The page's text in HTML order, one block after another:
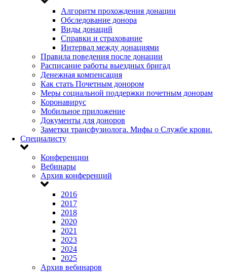
Алгоритм прохождения донации
Обследование донора
Виды донаций
Справки и страхование
Интервал между донациями
Правила поведения после донации
Расписание работы выездных бригад
Денежная компенсация
Как стать Почетным донором
Меры социальной поддержки почетным донорам
Коронавирус
Мобильное приложение
Документы для доноров
Заметки трансфузиолога. Мифы о Службе крови.
Специалисту
Конференции
Вебинары
Архив конференций
2016
2017
2018
2020
2021
2023
2024
2025
Архив вебинаров